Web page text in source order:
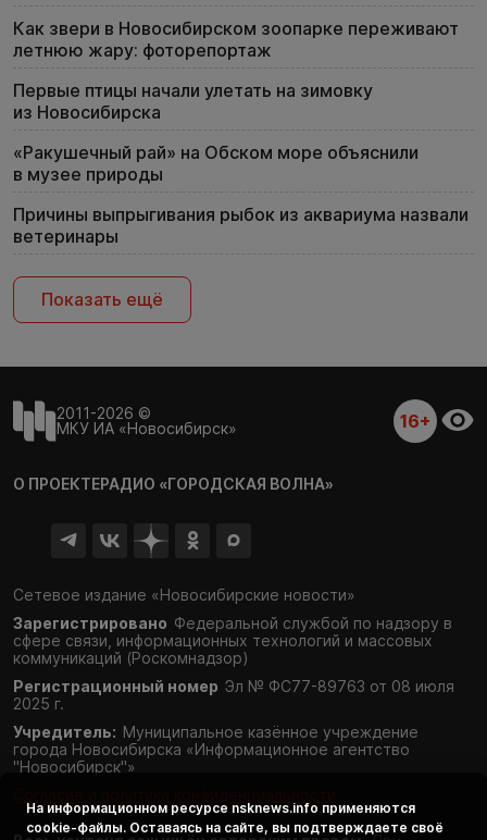
Как звери в Новосибирском зоопарке переживают
летнюю жару: фоторепортаж
Первые птицы начали улетать на зимовку
из Новосибирска
«Ракушечный рай» на Обском море объяснили
в музее природы
Причины выпрыгивания рыбок из аквариума назвали
ветеринары
Показать ещё
2011-2026 ©
МКУ ИА «Новосибирск»
16+
О ПРОЕКТЕРАДИО «ГОРОДСКАЯ ВОЛНА»
Сетевое издание «Новосибирские новости»
Зарегистрировано Федеральной службой по надзору в
сфере связи, информационных технологий и массовых
коммуникаций (Роскомнадзор)
Регистрационный номер Эл № ФС77-89763 от 08 июля
2025 г.
Учредитель: Муниципальное казённое учреждение
города Новосибирска «Информационное агентство
"Новосибирск"»
На информационном ресурсе nsknews.info применяются
cookie-файлы. Оставаясь на сайте, вы подтверждаете своё